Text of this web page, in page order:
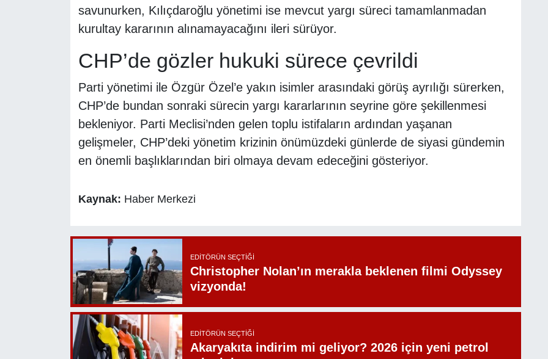
savunurken, Kılıçdaroğlu yönetimi ise mevcut yargı süreci tamamlanmadan
kurultay kararının alınamayacağını ileri sürüyor.
CHP’de gözler hukuki sürece çevrildi
Parti yönetimi ile Özgür Özel’e yakın isimler arasındaki görüş ayrılığı sürerken,
CHP’de bundan sonraki sürecin yargı kararlarının seyrine göre şekillenmesi
bekleniyor. Parti Meclisi’nden gelen toplu istifaların ardından yaşanan
gelişmeler, CHP’deki yönetim krizinin önümüzdeki günlerde de siyasi gündemin
en önemli başlıklarından biri olmaya devam edeceğini gösteriyor.
Kaynak: Haber Merkezi
EDITÖRÜN SEÇTIĞI
Christopher Nolan’ın merakla beklenen filmi Odyssey
vizyonda!
EDITÖRÜN SEÇTIĞI
Akaryakıta indirim mi geliyor? 2026 için yeni petrol